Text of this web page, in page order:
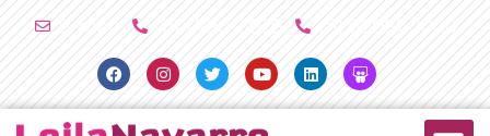
conteúdo
FacebookInstagramTwitterYoutubeLinkedinSlideshare